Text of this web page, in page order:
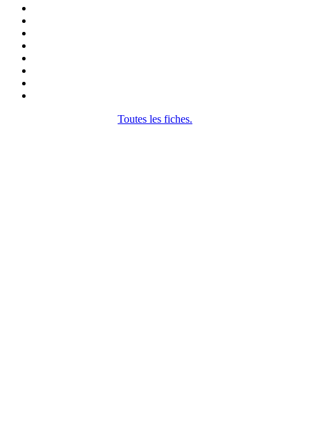
Toutes les fiches.